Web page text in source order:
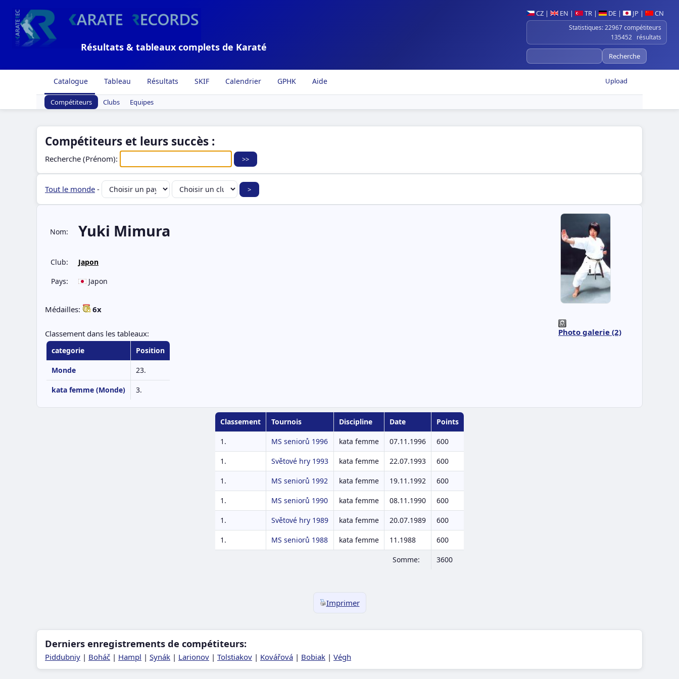
CZ | EN | TR | DE | JP | CN
Statistiques: 22967 compétiteurs
135452 résultats
Résultats & tableaux complets de Karaté
Upload
Catalogue Tableau Résultats SKIF Calendrier GPHK Aide
Compétiteurs Clubs Equipes
Compétiteurs et leurs succès :
Recherche (Prénom):
Tout le monde -
Photo galerie (2)
Nom: Yuki Mimura
Club:
Japon
Pays:
Japon
Médailles: 6x
Classement dans les tableaux:
categorie Position
Monde 23.
kata femme (Monde) 3.
Classement Tournois Discipline Date Points
1. MS seniorů 1996 kata femme 07.11.1996 600
1. Světové hry 1993 kata femme 22.07.1993 600
1. MS seniorů 1992 kata femme 19.11.1992 600
1. MS seniorů 1990 kata femme 08.11.1990 600
1. Světové hry 1989 kata femme 20.07.1989 600
1. MS seniorů 1988 kata femme 11.1988 600
Somme: 3600
Imprimer
Derniers enregistrements de compétiteurs:
Piddubniy | Boháč | Hampl | Synák | Larionov | Tolstiakov | Kovářová | Bobiak | Végh